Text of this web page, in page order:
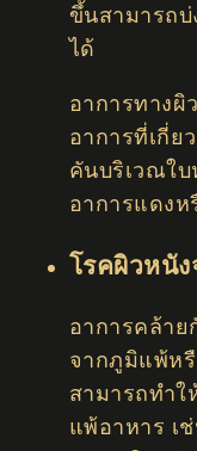
ขึ้นสามารถ
ได้
อาการทางผิ
อาการที่เกี่ย
คันบริเวณใ
อาการแดงห
โรคผิวหนั
อาการคล้าย
จากภูมิแพ้ห
สามารถทำใ
แพ้อาหาร เ